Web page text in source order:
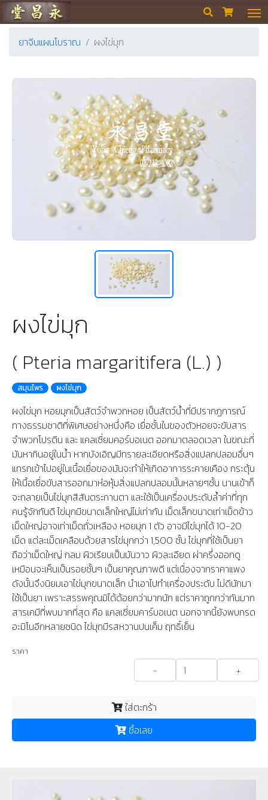
ร้านขายยา ย่งเชียงตึ๊ง  
ยาจีนแผนโบราณ ผงไข่มุก
ผงไข่มุก
( Pteria margaritifera (L.) )
สมุนไพร ผงไข่มุก
ผงไข่มุก หอยมุกเป็นสัตว์จำพวกหอย เป็นสัตว์น้ำที่มีปรากฏการณ์
ทางธรรมชาติที่พิเศษอย่างหนึ่งคือ เยื่อชั้นในของตัวหอยจะขับสาร
จำพวกโปรตีน และ แคลเซี่ยมคอร์บอเนต ออกมาตลอดเวลา ในขณะที่
มันหากินอยู่ในน้ำ หากบังเอิญมีทรายละเอียดหรือสิ่งแปลกปลอมอื่นๆ
แทรกเข้าไปอยู่ในเนื้อเยื่อของมันจะทำให้เกิดอาการระคายเคือง กระตุ้น
ให้เนื้อเยื่อขับสารออกมาห่อหุ้มสิ่งแปลกปลอมนั้นหลายๆชั้น นานเข้าก็
จะกลายเป็นไข่มุกสีสันตระกานตา และใช้เป็นเครื่องประดับล้ำค่าที่ทุก
คนรู้จักกันดี ไข่มุกมีขนาดเล็กใหญ่ไม่เท่ากัน เม็ดเล็กขนาดเท่าเม็ดข้าว
เม็ดใหญ่อาจเท่าเม็ดถั่วเหลือง หอยมุก 1 ตัว อาจมีไข่มุกได้ 10-20
เม็ด แต่ละเม็ดเคลือบด้วยสารไข่มุกกว่า 1,500 ชั้น ไข่มุกที่ใช้เป็นยา
ถือว่าเม็ดใหญ่ กลม ผิวเรียบเป็นมันวาว ผิวละเอียด ผ่าครึ่งออกดู
เหมือนจะเห็นเป็นรอยชั้นๆ เป็นยาคุณภาพดี แต่เนื่องจากราคาแพง
ดังนั้นจึงนิยมเอาไข่มุกขนาดเล็ก นำเอาไปทำเครื่องประดับ ไม่ดีนักมา
ใช้เป็นยา เพราะสรรพคุณมิได้ด้อยกว่ามากนัก แต่ราคาถูกกว่ากันมาก
สารเคมีที่พบมากที่สุด คือ แคลเซี่ยมคาร์บอเนต นอกจากนี้ยังพบกรด
อะมิโนอีกหลายชนิด ไข่มุกมีรสหวานปนเค็ม ฤทธิ์เย็น
ราคา
- +
ใส่ตะกร้า
ซื้อเลย